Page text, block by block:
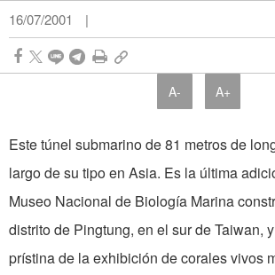
16/07/2001 |
A- A+
Este túnel submarino de 81 metros de
largo de su tipo en Asia. Es la última
Museo Nacional de Biología Marina
distrito de Pingtung, en el sur de Taiwan,
prístina de la exhibición de corales vivos